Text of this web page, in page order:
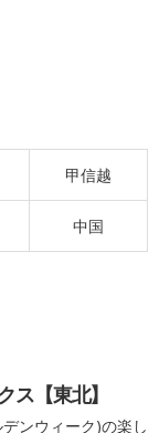
甲信越
中国
ス【東北】
ンウィーク)の楽し